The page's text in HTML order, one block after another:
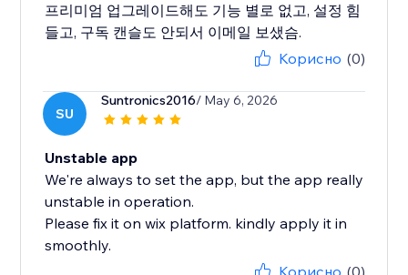
프리미엄 업그레이드해도 기능 별로 없고, 설정 힘
들고, 구독 캔슬도 안되서 이메일 보샜슴.
Корисно (0)
SU
Suntronics2016/ May 6, 2026
Unstable app
We're always to set the app, but the app really
unstable in operation.
Please fix it on wix platform. kindly apply it in
smoothly.